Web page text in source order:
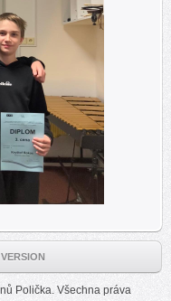
Polička. Všechna práva